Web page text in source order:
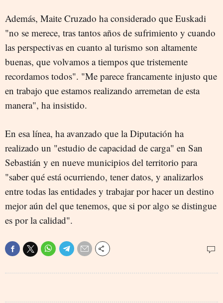
Además, Maite Cruzado ha considerado que Euskadi
"no se merece, tras tantos años de sufrimiento y cuando
las perspectivas en cuanto al turismo son altamente
buenas, que volvamos a tiempos que tristemente
recordamos todos". "Me parece francamente injusto que
en trabajo que estamos realizando arremetan de esta
manera", ha insistido.
En esa línea, ha avanzado que la Diputación ha
realizado un "estudio de capacidad de carga" en San
Sebastián y en nueve municipios del territorio para
"saber qué está ocurriendo, tener datos, y analizarlos
entre todas las entidades y trabajar por hacer un destino
mejor aún del que tenemos, que si por algo se distingue
es por la calidad".